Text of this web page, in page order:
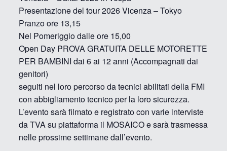
Presentazione del tour 2026 Vicenza – Tokyo
Pranzo ore 13,15
Nel Pomeriggio dalle ore 15,00
Open Day PROVA GRATUITA DELLE MOTORETTE
PER BAMBINI dai 6 ai 12 anni (Accompagnati dai
genitori)
seguiti nel loro percorso da tecnici abilitati della FMI
con abbigliamento tecnico per la loro sicurezza.
L’evento sarà filmato e registrato con varie interviste
da TVA su piattaforma il MOSAICO e sarà trasmessa
nelle prossime settimane dall’evento.